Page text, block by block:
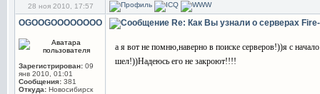
28 ноя 2010, 17:57
OGOOGOOOOOOOO
Зарегистрирован: 09
янв 2010, 01:01
Сообщения: 381
Откуда: Новосибирск
Re: Как Вы узнали о серверах
а я вот не помню,наверно в поиске серверов!))я с
шел!))Надеюсь его не закроют!!!!